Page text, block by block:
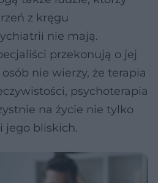
z kręgu
nie mają.
przekonują o jej
nie wierzy, że terapia
psychoterapia
na życie nie tylko
jego bliskich.